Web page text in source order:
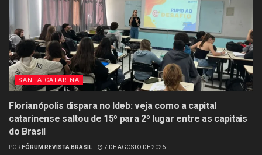
SANTA CATARINA
Florianópolis dispara no Ideb: veja como a capital
catarinense saltou de 15º para 2º lugar entre as capitais
do Brasil
POR FÓRUM REVISTA BRASIL 7 DE AGOSTO DE 2026